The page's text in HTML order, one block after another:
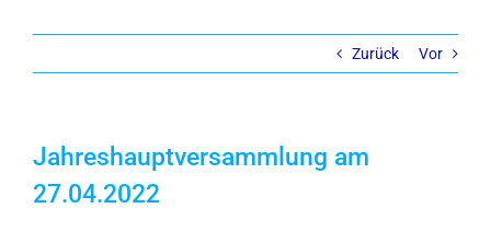
Zurück Vor
Jahreshauptversammlung am
27.04.2022